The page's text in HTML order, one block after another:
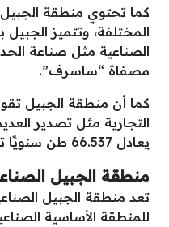
كما تحتوي منطقة
المختلفة، وتتميز الجبيل
الصناعية مثل صناعة
مصفاة “ساسرف”.
كما أن منطقة الجبيل
التجارية مثل تصدير
يعادل 66.537 طن سنويًَا تقريبًا.
منطقة الجبيل
تعد منطقة الجبيل
للمنطقة الأساسية